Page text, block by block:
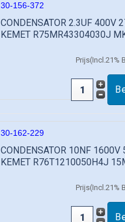
30-156-372
CONDENSATOR 2.3UF 400V
KEMET R75MR43304030J
Prijs(Incl.21%
30-162-229
CONDENSATOR 10NF 1600V
KEMET R76T1210050H4J
Prijs(Incl.21%